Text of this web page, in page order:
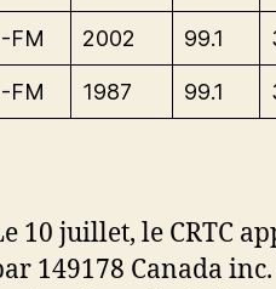
FM 2002 99.1
FM 1987 99.1
10 juillet, le CRTC
149178 Canada